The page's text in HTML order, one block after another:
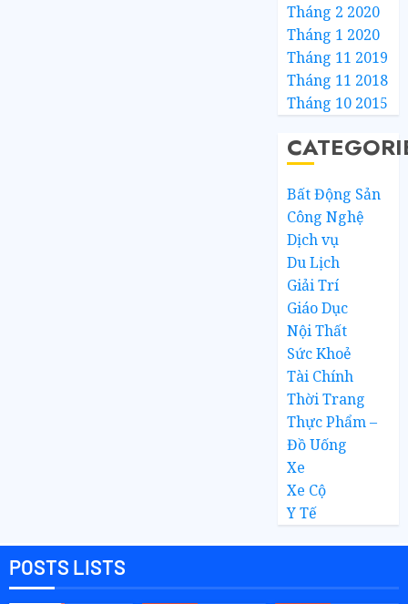
Tháng 2 2020
Tháng 1 2020
Tháng 11 2019
Tháng 11 2018
Tháng 10 2015
Bất Động Sản
Công Nghệ
Dịch vụ
Du Lịch
Giải Trí
Giáo Dục
Nội Thất
Sức Khoẻ
Tài Chính
Thời Trang
Thực Phẩm –
Đồ Uống
Xe
Xe Cộ
Y Tế
POSTS LISTS